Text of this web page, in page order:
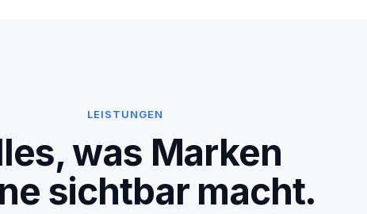
LEISTUNGEN
was Marken
sichtbar macht.